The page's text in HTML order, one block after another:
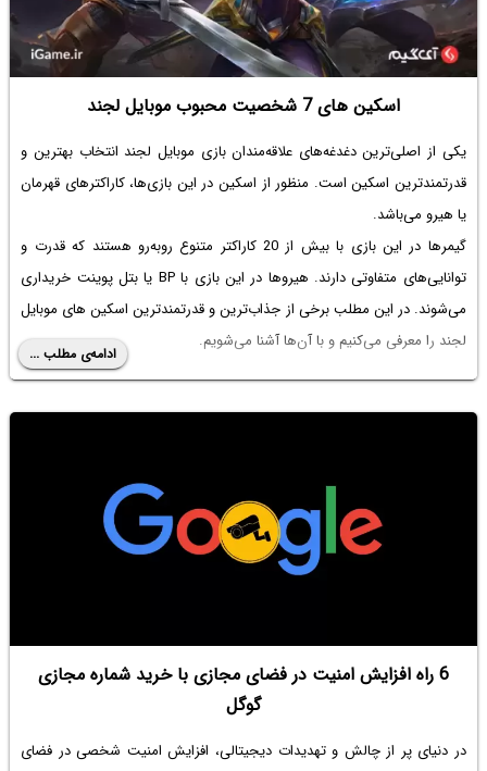
اسکین های 7 شخصیت محبوب‌ موبایل لجند
یکی از اصلی‌ترین دغدغه‌های علاقه‌مندان بازی موبایل لجند انتخاب بهترین و
قدرتمندترین اسکین است. منظور از اسکین در این بازی‌ها، کاراکترهای قهرمان
یا هیرو می‌باشد.
گیمرها در این بازی با بیش از 20 کاراکتر متنوع روبه‌رو هستند که قدرت و
توانایی‌های متفاوتی دارند. هیروها در این بازی با BP یا بتل پوینت خریداری
می‌شوند. در این مطلب برخی از جذاب‌ترین و قدرتمندترین اسکین های موبایل
لجند را معرفی می‌کنیم و با آن‌ها آشنا می‌شویم.
ادامه‌ی مطلب ...
6 راه افزایش امنیت در فضای مجازی با خرید شماره مجازی
گوگل
در دنیای پر از چالش‌ و تهدیدات دیجیتالی، افزایش امنیت شخصی در فضای